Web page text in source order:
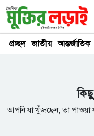
প্রচ্ছদ জাতীয় আন্তর্জাতিক
আপনি যা খুঁজছেন, তা পাওয়া